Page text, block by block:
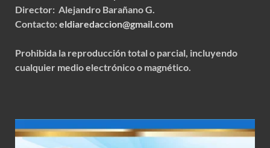
Director: Alejandro Barañano G.
Contacto:eldiaredaccion@gmail.com
Prohibida la reproducción total o parcial, incluyendo
cualquier medio electrónico o magnético.